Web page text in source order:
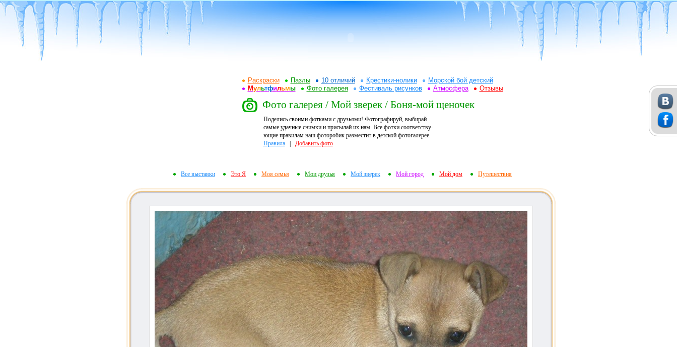
Раскраски Пазлы 10 отличий Крестики-нолики
Морской бой детский
Мультфильмы Фото галерея Фестиваль рисунков Атмосфера Отзывы
Фото галерея / Мой зверек / Боня-мой щеночек
Поделись своими фотками с друзьями! Фотографируй, выбирай
самые удачные снимки и присылай их нам. Все фотки соответству-
ющие правилам наш фоторобик разместит в детской фотогалерее.
Правила| Добавить фото
Все выставки Это Я Моя семья Мои друзья Мой зверек Мой город Мой дом Путешествия